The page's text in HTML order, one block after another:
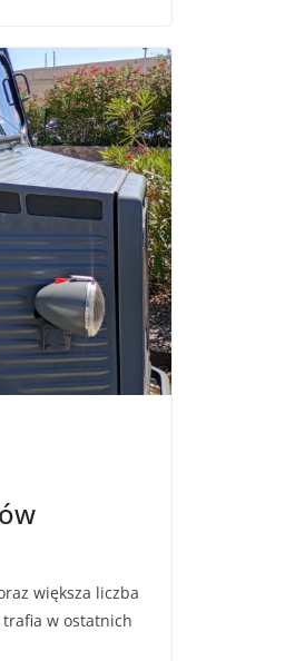
większa liczba
trafia w ostatnich